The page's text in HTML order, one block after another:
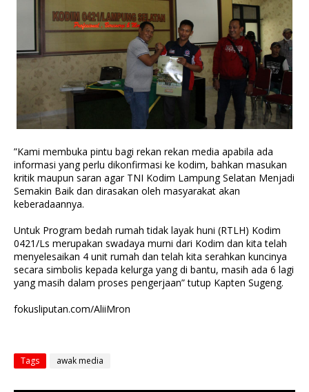
”Kami membuka pintu bagi rekan rekan media apabila ada
informasi yang perlu dikonfirmasi ke kodim, bahkan masukan
kritik maupun saran agar TNI Kodim Lampung Selatan Menjadi
Semakin Baik dan dirasakan oleh masyarakat akan
keberadaannya.
Untuk Program bedah rumah tidak layak huni (RTLH) Kodim
0421/Ls merupakan swadaya murni dari Kodim dan kita telah
menyelesaikan 4 unit rumah dan telah kita serahkan kuncinya
secara simbolis kepada kelurga yang di bantu, masih ada 6 lagi
yang masih dalam proses pengerjaan” tutup Kapten Sugeng.
fokusliputan.com/AliiMron
Tags awak media